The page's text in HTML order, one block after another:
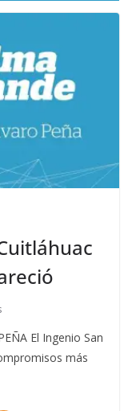
El Ingenio San
más